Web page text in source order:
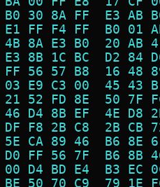
B0 30 8A FF  E3
E1 FF F4 FF  B0
4B 8A E3 B0  20
E3 8B 1C BC  D2
FF 56 57 B8  16
03 E9 C3 00  45
21 52 FD 8E  50
46 D4 8B EF  4E
DF F8 2B C8  2B
5E CA 89 46  B6
D0 FF 56 7F  B6
00 D4 BD E4  B3
BE 50 70 C9  79